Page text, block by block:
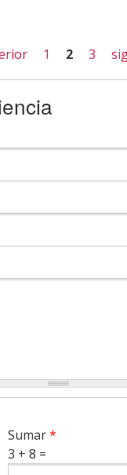
1 2 3
Sumar*
3 + 8 =